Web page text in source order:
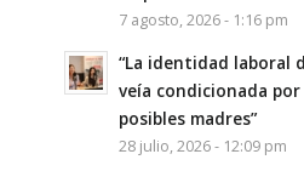
7 agosto, 2026 - 1:16 pm
“La identidad laboral
veía condicionada
posibles madres”
28 julio, 2026 - 12:09 pm